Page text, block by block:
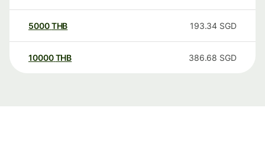
5000THB 193.34 SGD
10000 THB 386.68 SGD